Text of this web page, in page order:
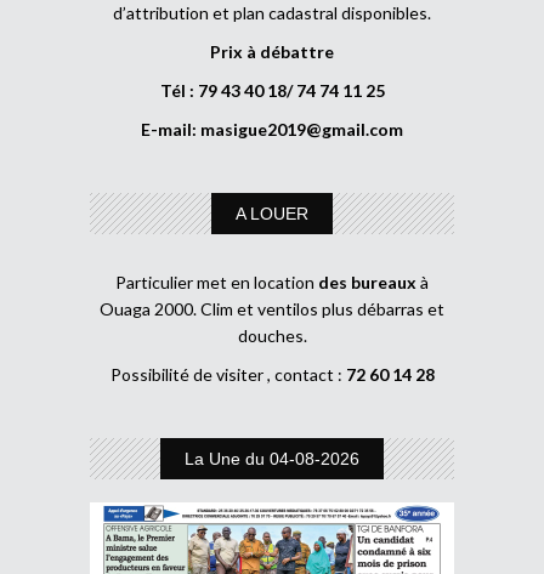
d’attribution et plan cadastral disponibles.
Prix à débattre
Tél : 79 43 40 18/ 74 74 11 25
E-mail: masigue2019@gmail.com
A LOUER
Particulier met en location des bureaux à
Ouaga 2000. Clim et ventilos plus débarras et
douches.
Possibilité de visiter , contact : 72 60 14 28
La Une du 04-08-2026